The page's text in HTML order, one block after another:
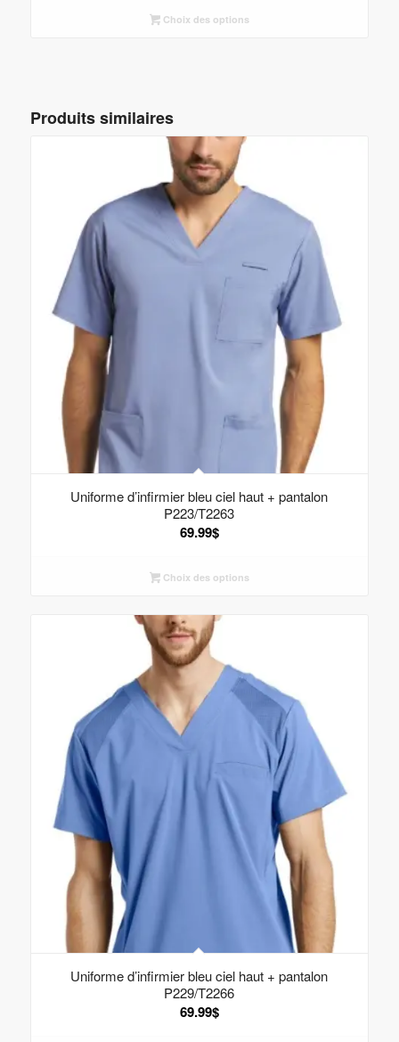
Choix des options
Produits similaires
Uniforme d’infirmier bleu ciel haut + pantalon
P223/T2263
69.99$
Choix des options
Uniforme d’infirmier bleu ciel haut + pantalon
P229/T2266
69.99$